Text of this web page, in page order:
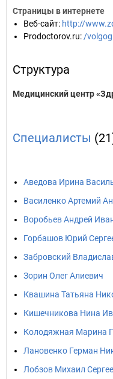
Страницы в интернете
Веб-сайт: http://
Prodoctorov.ru: /
Структура
Медицинский центр
Специалисты
Аведова Ирина
Василенко Артемий
Воробьев Андрей
Горбашов Юрий
Забровский
Зорин Олег Алиевич
Квашина Татьяна
Кишечникова Нина
Колодяжная Марина
Лановенко Герман
Лобзов Михаил